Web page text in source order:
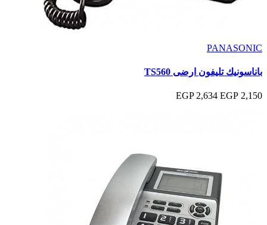
PANASONIC
باناسونيك تليفون ارضى TS560
2,150 EGP
2,634 EGP